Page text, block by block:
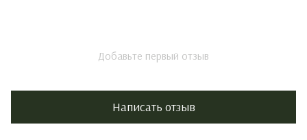
Добавьте первый отзыв
Написать отзыв